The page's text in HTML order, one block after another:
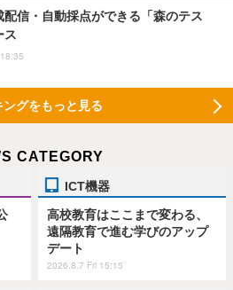
配信・自動採点ができる「森のテス
ス
ングをもっと見る
CATEGORY
ICT機器
高校教育はここまで変わる、
遠隔教育で進む学びのアップ
デート
2026.8.7 Fri 15:15